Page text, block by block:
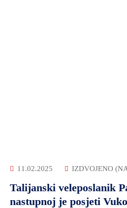
11.02.2025 IZDVOJENO
Talijanski veleposlanik
nastupnoj je posjeti